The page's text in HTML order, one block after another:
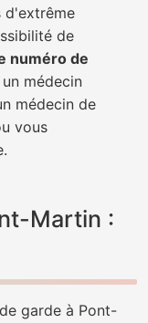
d'extrême
de
numéro de
médecin
médecin de
vous
Martin :
garde à Pont-